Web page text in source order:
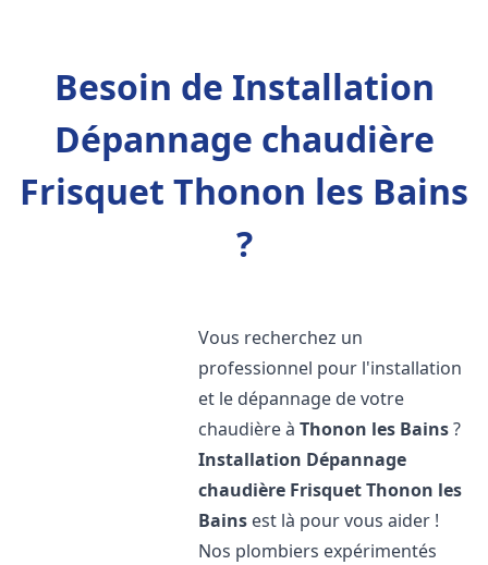
Besoin de Installation
Dépannage chaudière
Frisquet Thonon les Bains
?
Vous recherchez un
professionnel pour l'installation
et le dépannage de votre
chaudière àThonon les Bains?
Installation Dépannage
chaudière FrisquetThonon les
Bains est là pour vous aider !
Nos plombiers expérimentés